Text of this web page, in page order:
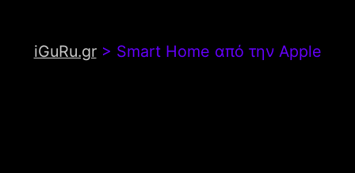
iGuRu.gr> Smart Home από την Apple